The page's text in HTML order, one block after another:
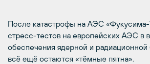
После катастрофы на АЭС «Фукусима-
стресс-тестов на европейских АЭС в
обеспечения ядерной и радиационной
всё ещё остаются «тёмные пятна».